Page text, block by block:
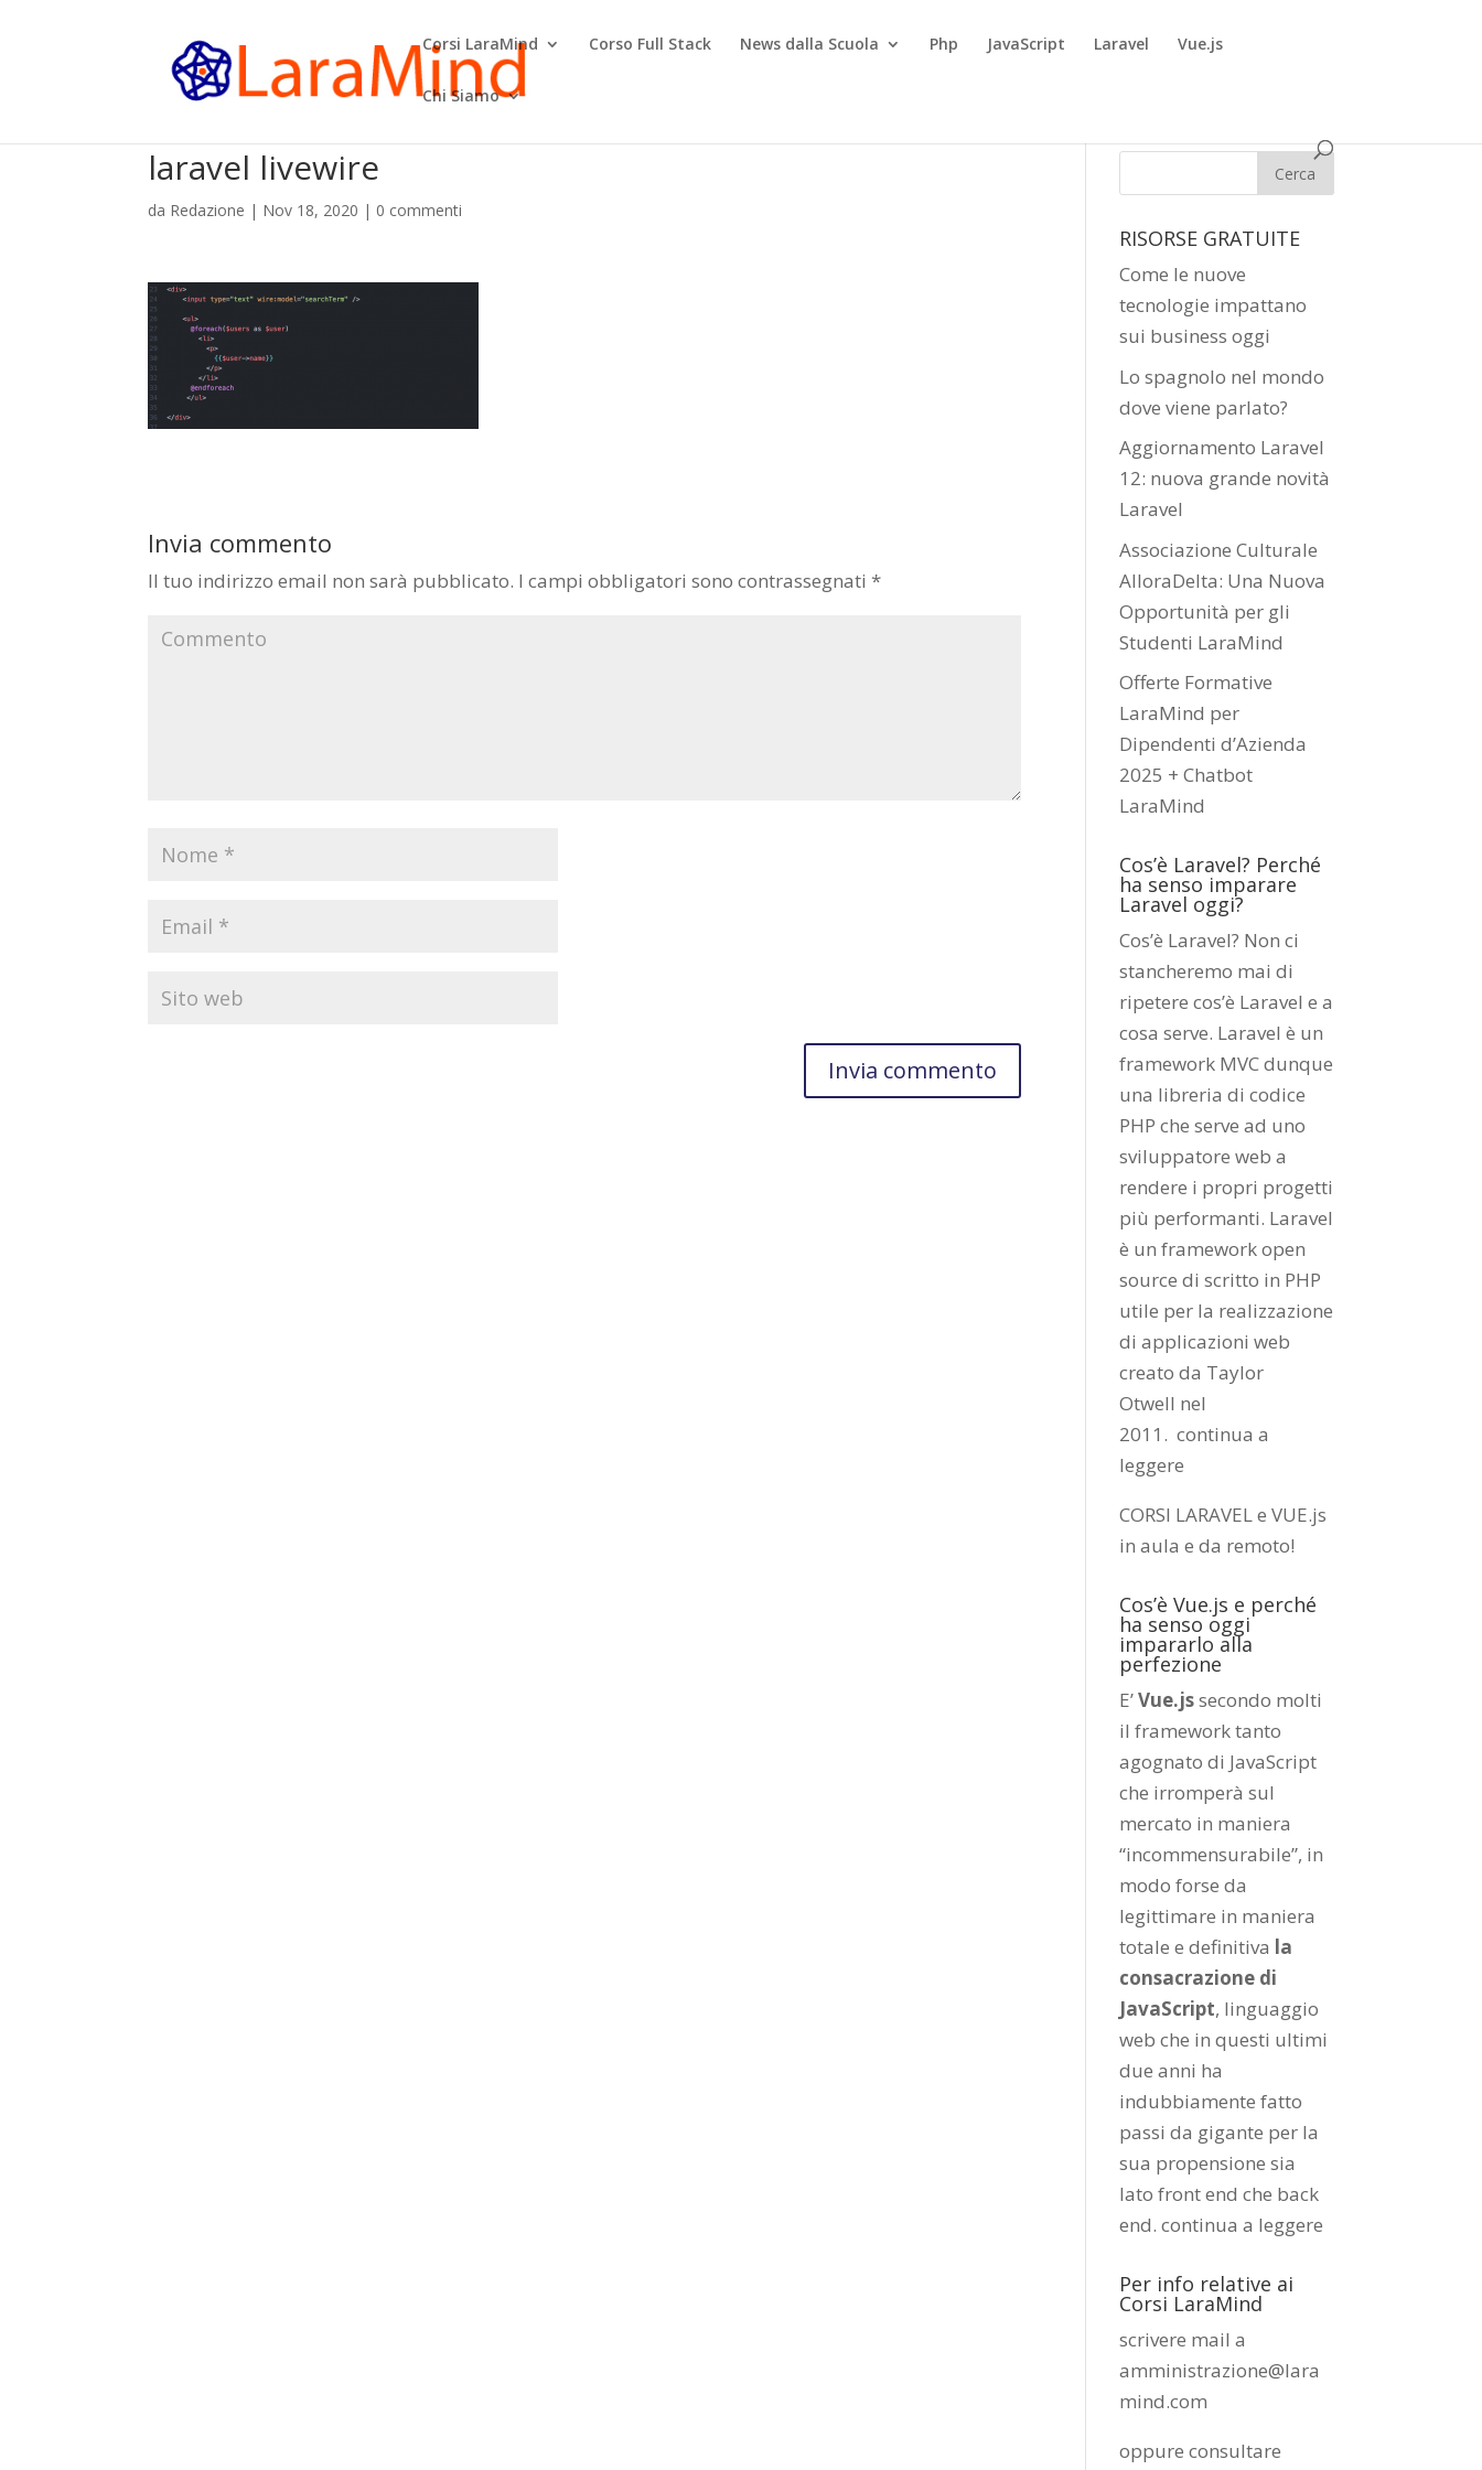
Corsi LaraMind Corso Full Stack News dalla Scuola Php JavaScript Laravel Vue.js
Chi Siamo
laravel livewire
da Redazione | Nov 18, 2020 | 0 commenti
Invia commento
Il tuo indirizzo email non sarà pubblicato. I campi obbligatori sono contrassegnati *
RISORSE GRATUITE
Come le nuove
tecnologie impattano
sui business oggi
Lo spagnolo nel mondo
dove viene parlato?
Aggiornamento Laravel
12: nuova grande novità
Laravel
Associazione Culturale
AlloraDelta: Una Nuova
Opportunità per gli
Studenti LaraMind
Offerte Formative
LaraMind per
Dipendenti d’Azienda
2025 + Chatbot
LaraMind
Cos’è Laravel? Perché
ha senso imparare
Laravel oggi?
Cos’è Laravel? Non ci
stancheremo mai di
ripetere cos’è Laravel e a
cosa serve. Laravel è un
framework MVC dunque
una libreria di codice
PHP che serve ad uno
sviluppatore web a
rendere i propri progetti
più performanti. Laravel
è un framework open
source di scritto in PHP
utile per la realizzazione
di applicazioni web
creato da Taylor
Otwell nel
2011.continua a
leggere
CORSI LARAVEL e VUE.js
in aula e da remoto!
Cos’è Vue.js e perché
ha senso oggi
impararlo alla
perfezione
E’Vue.jssecondo molti
il framework tanto
agognato di JavaScript
che irromperà sul
mercato in maniera
“incommensurabile”, in
modo forse da
legittimare in maniera
totale e definitiva la
consacrazione di
JavaScript, linguaggio
web che in questi ultimi
due anni ha
indubbiamente fatto
passi da gigante per la
sua propensione sia
lato front end che back
end.continua a leggere
Per info relative ai
Corsi LaraMind
scrivere mail a
amministrazione@lara
mind.com
oppure consultare